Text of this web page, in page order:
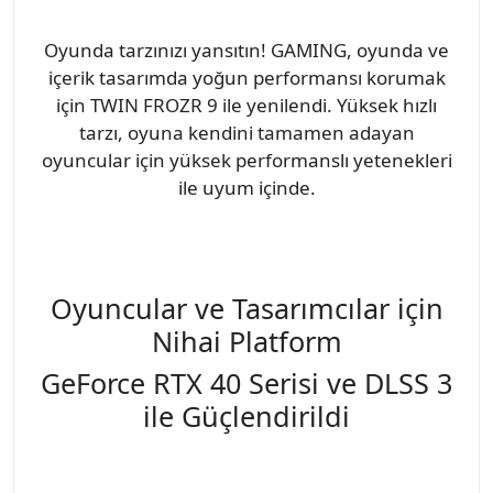
Oyunda tarzınızı yansıtın! GAMING, oyunda ve
içerik tasarımda yoğun performansı korumak
için TWIN FROZR 9 ile yenilendi. Yüksek hızlı
tarzı, oyuna kendini tamamen adayan
oyuncular için yüksek performanslı yetenekleri
ile uyum içinde.
Oyuncular ve Tasarımcılar için
Nihai Platform
GeForce RTX 40 Serisi ve DLSS 3
ile Güçlendirildi